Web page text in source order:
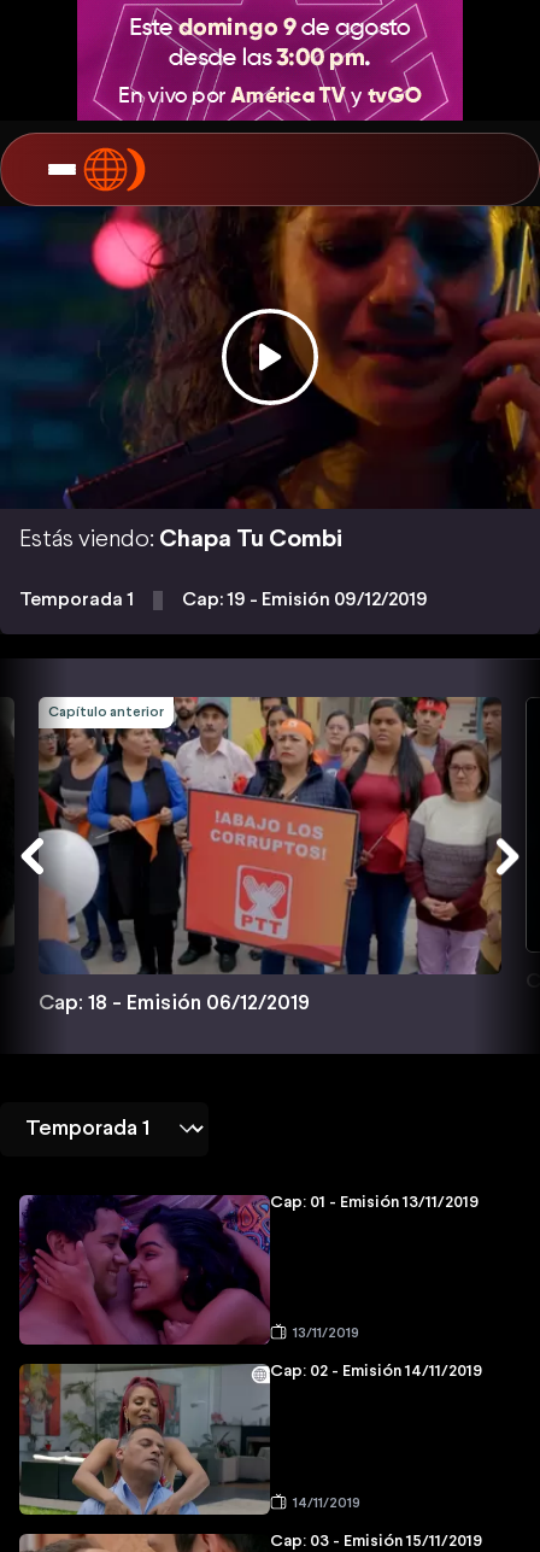
Estás viendo: Chapa Tu Combi
Temporada 1 Cap: 19 - Emisión 09/12/2019
Capítulo anterior
Cap: 18 - Emisión 06/12/2019
Cap: 01 - Emisión 13/11/2019
13/11/2019
Cap: 02 - Emisión 14/11/2019
14/11/2019
Cap: 03 - Emisión 15/11/2019